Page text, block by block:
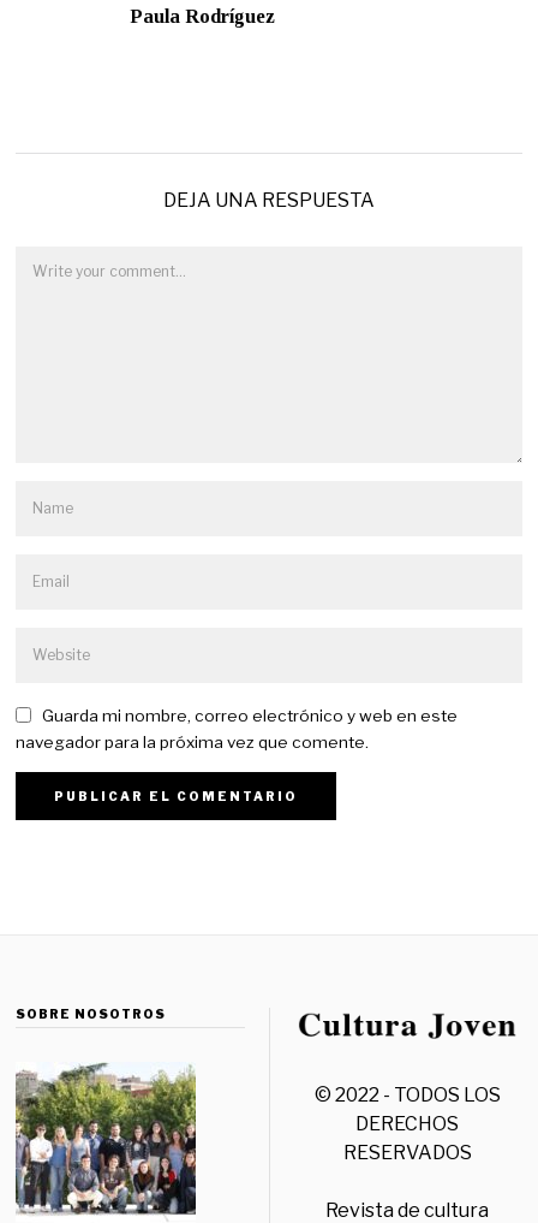
Paula Rodríguez
DEJA UNA RESPUESTA
Guarda mi nombre, correo electrónico y web en este
navegador para la próxima vez que comente.
SOBRE NOSOTROS
© 2022 - TODOS LOS
DERECHOS
RESERVADOS
Revista de cultura